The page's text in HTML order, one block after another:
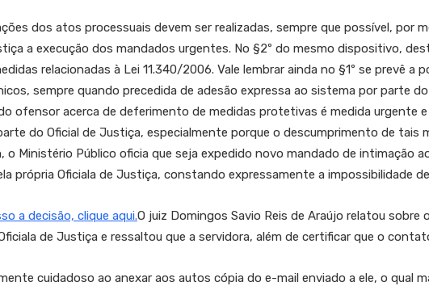
dos atos processuais devem ser realizadas, sempre que possível, por
a execução dos mandados urgentes. No §2º do mesmo dispositivo,
relacionadas à Lei 11.340/2006. Vale lembrar ainda no §1º se prevê a
sempre quando precedida de adesão expressa ao sistema por parte
ofensor acerca de deferimento de medidas protetivas é medida urgente
do Oficial de Justiça, especialmente porque o descumprimento de tais
o Ministério Público oficia que seja expedido novo mandado de intimação
própria Oficiala de Justiça, constando expressamente a impossibilidade
a decisão, clique aqui.O juiz Domingos Savio Reis de Araújo relatou
de Justiça e ressaltou que a servidora, além de certificar que o
cuidadoso ao anexar aos autos cópia do e-mail enviado a ele, o qual